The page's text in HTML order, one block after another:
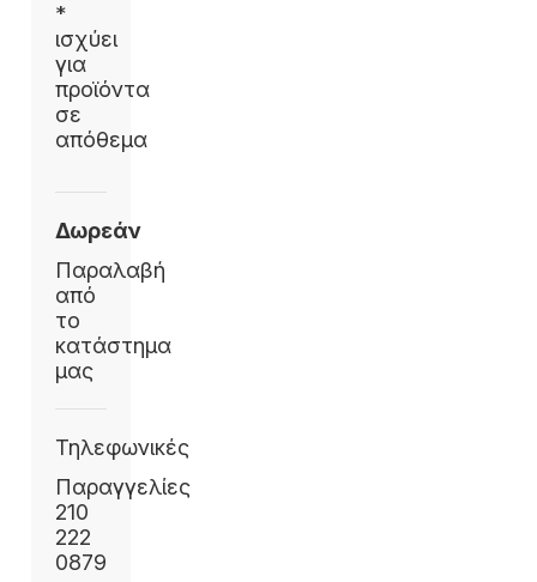
*
ισχύει
για
προϊόντα
σε
απόθεμα
Δωρεάν
Παραλαβή
από
το
κατάστημα
μας
Τηλεφωνικές
Παραγγελίες
210
222
0879